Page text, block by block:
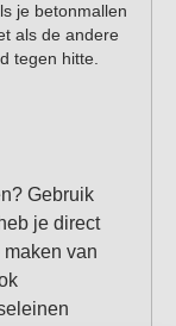
je betonmallen
als de andere
tegen hitte.
Gebruik
je direct
van